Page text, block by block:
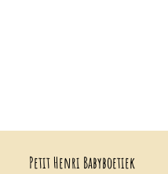
Petit Henri Babyboetiek